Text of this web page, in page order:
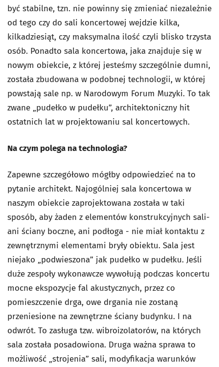
być stabilne, tzn. nie powinny się zmieniać niezależnie
od tego czy do sali koncertowej wejdzie kilka,
kilkadziesiąt, czy maksymalna ilość czyli blisko trzysta
osób. Ponadto sala koncertowa, jaka znajduje się w
nowym obiekcie, z której jesteśmy szczególnie dumni,
została zbudowana w podobnej technologii, w której
powstają sale np. w Narodowym Forum Muzyki. To tak
zwane „pudełko w pudełku”, architektoniczny hit
ostatnich lat w projektowaniu sal koncertowych.
Na czym polega na technologia?
Zapewne szczegółowo mógłby odpowiedzieć na to
pytanie architekt. Najogólniej sala koncertowa w
naszym obiekcie zaprojektowana została w taki
sposób, aby żaden z elementów konstrukcyjnych sali-
ani ściany boczne, ani podłoga - nie miał kontaktu z
zewnętrznymi elementami bryły obiektu. Sala jest
niejako „podwieszona” jak pudełko w pudełku. Jeśli
duże zespoły wykonawcze wywołują podczas koncertu
mocne ekspozycje fal akustycznych, przez co
pomieszczenie drga, owe drgania nie zostaną
przeniesione na zewnętrzne ściany budynku. I na
odwrót. To zasługa tzw. wibroizolatorów, na których
sala została posadowiona. Druga ważna sprawa to
możliwość „strojenia” sali, modyfikacja warunków